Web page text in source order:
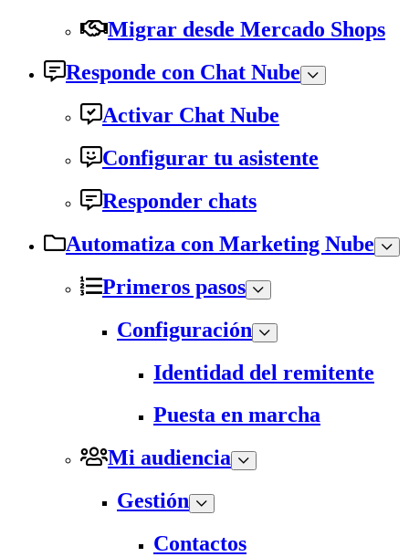
Migrar desde Mercado Shops
Responde con Chat Nube
Activar Chat Nube
Configurar tu asistente
Responder chats
Automatiza con Marketing Nube
Primeros pasos
Configuración
Identidad del remitente
Puesta en marcha
Mi audiencia
Gestión
Contactos